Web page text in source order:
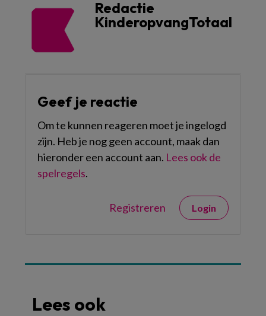
Redactie
KinderopvangTotaal
Geef je reactie
Om te kunnen reageren moet je ingelogd
zijn. Heb je nog geen account, maak dan
hieronder een account aan. Lees ook de
spelregels.
Registreren Login
Lees ook